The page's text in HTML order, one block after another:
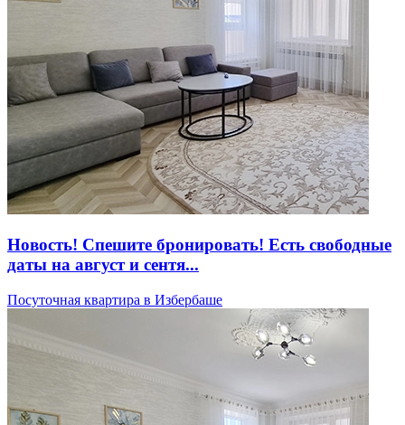
Новость! Спешите бронировать! Есть свободные
даты на август и сентя...
Посуточная квартира в Избербаше